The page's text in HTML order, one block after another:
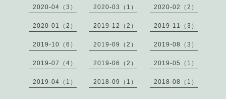
2020-04（3） 2020-03（1） 2020-02（2）
2020-01（2） 2019-12（2） 2019-11（3）
2019-10（6） 2019-09（2） 2019-08（3）
2019-07（4） 2019-06（2） 2019-05（1）
2019-04（1） 2018-09（1） 2018-08（1）